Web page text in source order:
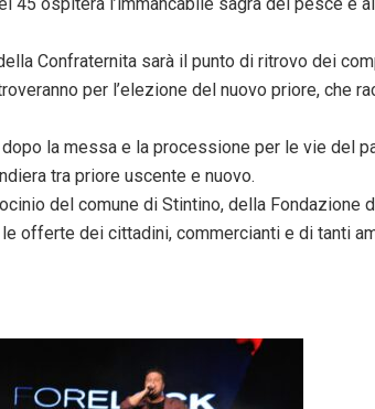
Confraternita sarà il punto di ritrovo dei
per l’elezione del nuovo priore, che
la messa e la processione per le vie del
tra priore uscente e nuovo.
del comune di Stintino, della Fondazione
offerte dei cittadini, commercianti e di tanti